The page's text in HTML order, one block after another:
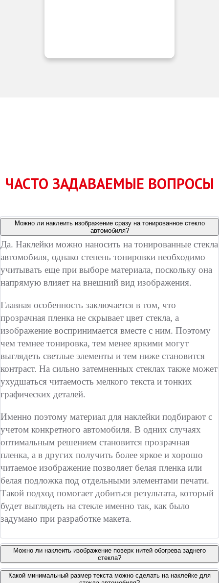
ЧАСТО ЗАДАВАЕМЫЕ ВОПРОСЫ
Можно ли наклеить изображение сразу на тонированное стекло
автомобиля?
Да. Наклейки можно наносить на тонированные стекла
автомобиля, однако степень тонировки необходимо
учитывать еще при выборе материала, поскольку она
напрямую влияет на внешний вид изображения.
Главная особенность заключается в том, что
прозрачная пленка не скрывает цвет стекла, а
изображение воспринимается вместе с ним. Поэтому
чем темнее тонировка, тем менее яркими могут
выглядеть светлые элементы и тем ниже становится
контраст. На сильно затемненных стеклах также может
ухудшаться читаемость мелкого текста и тонких
графических деталей.
Именно поэтому материал для наклейки подбирают с
учетом конкретного автомобиля. В одних случаях
оптимальным решением становится прозрачная
пленка, а в других получить более яркое и хорошо
читаемое изображение позволяет белая пленка или
белая подложка под отдельными элементами печати.
Такой подход помогает добиться результата, который
будет выглядеть на стекле именно так, как было
задумано при разработке макета.
Можно ли наклеить изображение поверх нитей обогрева заднего
стекла?
Какой минимальный размер текста можно сделать на наклейке для